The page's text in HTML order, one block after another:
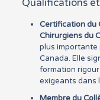
Qualifications
Certification du
Chirurgiens du
plus importante
Canada. Elle
formation
exigeants dans